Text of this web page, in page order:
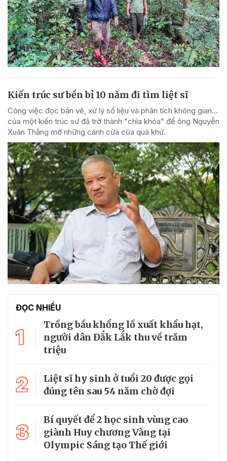
Kiến trúc sư bền bỉ 10 năm đi tìm liệt sĩ
Công việc đọc bản vẽ, xử lý số liệu và phân tích không gian...
của một kiến trúc sư đã trở thành "chìa khóa" để ông Nguyễn
Xuân Thắng mở những cánh cửa của quá khứ.
ĐỌC NHIỀU
1
Trồng bầu khổng lồ xuất khẩu hạt,
người dân Đắk Lắk thu về trăm
triệu
2
Liệt sĩ hy sinh ở tuổi 20 được gọi
đúng tên sau 54 năm chờ đợi
3
Bí quyết để 2 học sinh vùng cao
giành Huy chương Vàng tại
Olympic Sáng tạo Thế giới